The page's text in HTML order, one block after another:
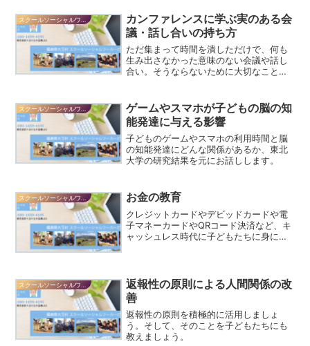
カンファレンスに学ぶ実のある会
議・話し合いの持ち方
ただ集まって時間を潰しただけで、何も
生み出さなかった意味のない会議や話し
合い。そうならないために大切なことは
ゲームやスマホが子どもの脳の知
能発達に与える影響
子どものゲームやスマホの利用時間と脳
の知能発達にどんな関係があるか、東北
大学の研究結果を元にお話しします。
スクールソーシャルワーカーだより お金の教育
クレジットカードやデビッドカードや電
子マネーカードやQRコード決済など、キ
ャッシュレス時代に子どもたちに身につ
返報性の原則による人間関係の改
善
返報性の原則を積極的に活用しましょ
う。そして、そのことを子どもたちにも
教えましょう。